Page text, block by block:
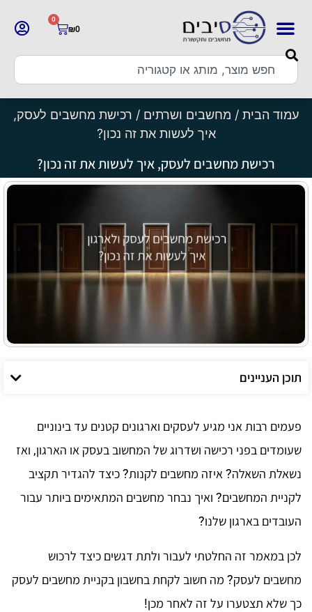
₪0
0
עמוד הבית / מחשבים ושרתים / רכישת מחשבים לעסק,
איך לעשות את זה נכון?
רכישת מחשבים לעסק, איך לעשות את זה נכון?
תוכן העניינים
פעמים רבות אני מגיע לעסקים וארגונים קטנים עד בינוניים
שעומדים בפני רכישה ושדרוג של המחשוב בעסק או הארגון, ואז
נשאלת השאלה? איזה מחשבים לקנות? כיצד להגדיר תקציב
לקניית המחשבים? ואיך נבחר מחשבים המתאימים ביותר עבור
העובדים בארגון שלנו?
לכן במאמר זה החלטתי לעבור ולתת דגשים כיצד לרכוש
מחשבים לעסק? מה חשוב לקחת בחשבון בקניית מחשבים לעסק
כך שלא תצטערו על זה לאחר מכן!